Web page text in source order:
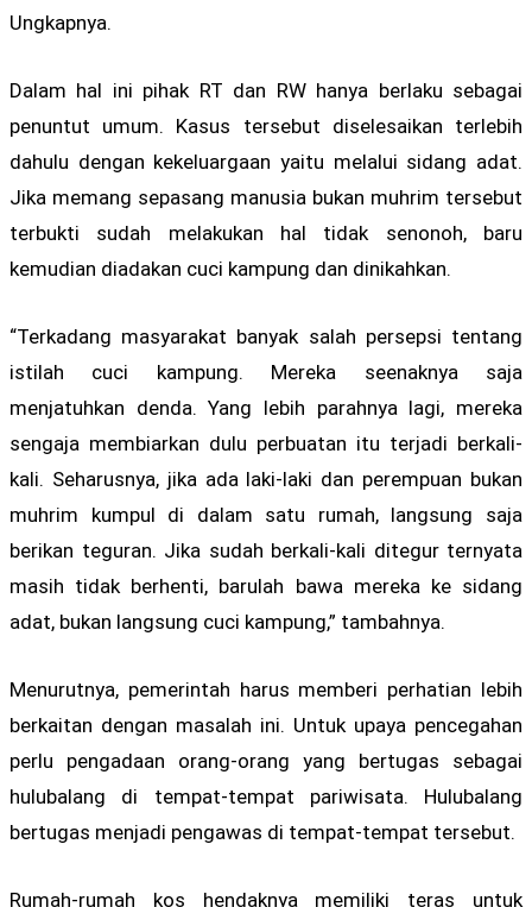
Ungkapnya.
Dalam hal ini pihak RT dan RW hanya berlaku sebagai
penuntut umum. Kasus tersebut diselesaikan terlebih
dahulu dengan kekeluargaan yaitu melalui sidang adat.
Jika memang sepasang manusia bukan muhrim tersebut
terbukti sudah melakukan hal tidak senonoh, baru
kemudian diadakan cuci kampung dan dinikahkan.
“Terkadang masyarakat banyak salah persepsi tentang
istilah cuci kampung. Mereka seenaknya saja
menjatuhkan denda. Yang lebih parahnya lagi, mereka
sengaja membiarkan dulu perbuatan itu terjadi berkali-
kali. Seharusnya, jika ada laki-laki dan perempuan bukan
muhrim kumpul di dalam satu rumah, langsung saja
berikan teguran. Jika sudah berkali-kali ditegur ternyata
masih tidak berhenti, barulah bawa mereka ke sidang
adat, bukan langsung cuci kampung,” tambahnya.
Menurutnya, pemerintah harus memberi perhatian lebih
berkaitan dengan masalah ini. Untuk upaya pencegahan
perlu pengadaan orang-orang yang bertugas sebagai
hulubalang di tempat-tempat pariwisata. Hulubalang
bertugas menjadi pengawas di tempat-tempat tersebut.
Rumah-rumah kos hendaknya memiliki teras untuk